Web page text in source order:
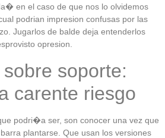
en el caso de que nos lo olvidemos
podrian impresion confusas por las
Jugarlos de balde deja entenderlos
opresion.
soporte:
carente riesgo
podri�a ser, son conocer una vez que
plantarse. Que usan los versiones